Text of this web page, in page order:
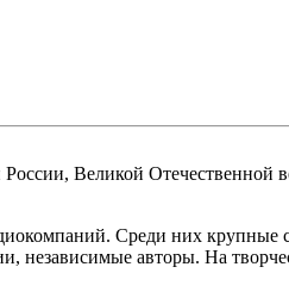
Великой Отечественной
Среди них крупные
независимые авторы. На